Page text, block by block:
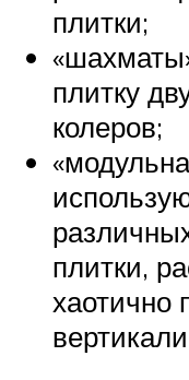
плитки;
плитку
колеров;
плитки,
хаотично